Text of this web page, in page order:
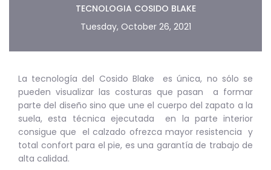
TECNOLOGIA COSIDO BLAKE
Tuesday, October 26, 2021
La tecnología del Cosido Blake es única, no sólo se
pueden visualizar las costuras que pasan a formar
parte del diseño sino que une el cuerpo del zapato a la
suela, esta técnica ejecutada en la parte interior
consigue que el calzado ofrezca mayor resistencia y
total confort para el pie, es una garantía de trabajo de
alta calidad.